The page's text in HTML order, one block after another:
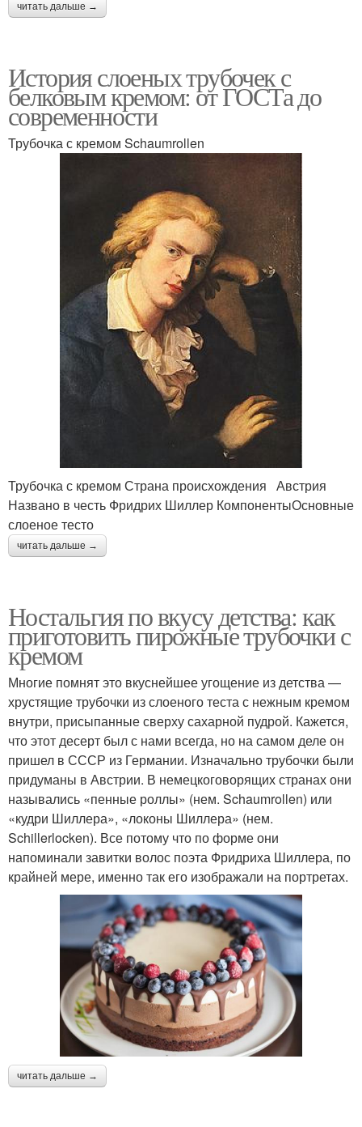
читать дальше →
История слоеных трубочек с
белковым кремом: от ГОСТа до
современности
Трубочка с кремом Schaumrollen
Трубочка с кремом Страна происхождения Австрия
Названо в честь Фридрих Шиллер КомпонентыОсновные
слоеное тесто
читать дальше →
Ностальгия по вкусу детства: как
приготовить пирожные трубочки с
кремом
Многие помнят это вкуснейшее угощение из детства —
хрустящие трубочки из слоеного теста с нежным кремом
внутри, присыпанные сверху сахарной пудрой. Кажется,
что этот десерт был с нами всегда, но на самом деле он
пришел в СССР из Германии. Изначально трубочки были
придуманы в Австрии. В немецкоговорящих странах они
назывались «пенные роллы» (нем. Schaumrollen) или
«кудри Шиллера», «локоны Шиллера» (нем.
Schillerlocken). Все потому что по форме они
напоминали завитки волос поэта Фридриха Шиллера, по
крайней мере, именно так его изображали на портретах.
читать дальше →